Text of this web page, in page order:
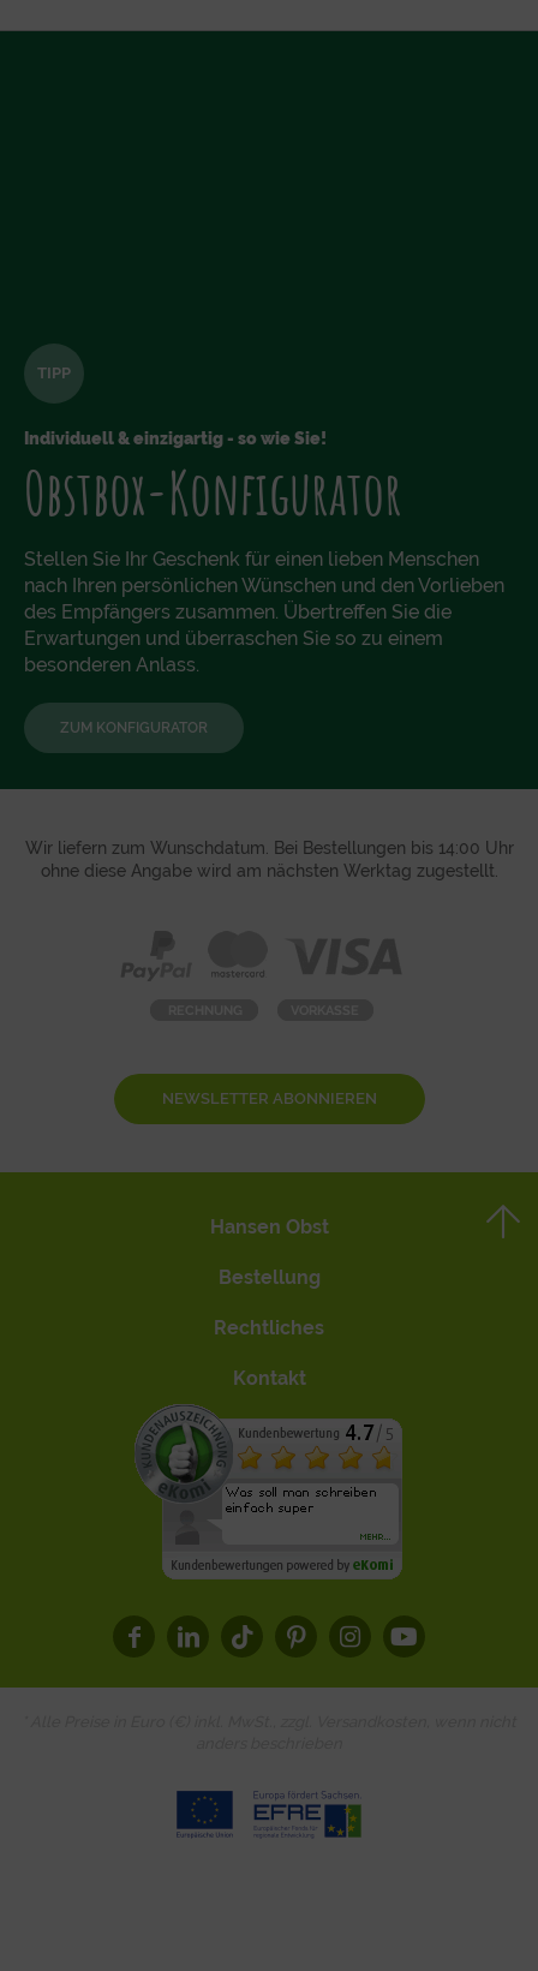
TIPP
Individuell & einzigartig - so wie Sie!
Obstbox-Konfigurator
Stellen Sie Ihr Geschenk für einen lieben Menschen
nach Ihren persönlichen Wünschen und den Vorlieben
des Empfängers zusammen. Übertreffen Sie die
Erwartungen und überraschen Sie so zu einem
besonderen Anlass.
ZUM KONFIGURATOR
Wir liefern zum Wunschdatum. Bei Bestellungen bis 14:00 Uhr
ohne diese Angabe wird am nächsten Werktag zugestellt.
NEWSLETTER ABONNIEREN
Hansen Obst
Bestellung
Rechtliches
Kontakt